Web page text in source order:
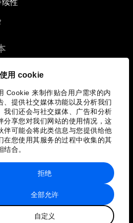
用 cookie
Cookie 来制作贴合用户需求的内
、提供社交媒体功能以及分析我们
我们还会与社交媒体、广告和分析
分享您对我们网站的使用情况，这
伴可能会将此类信息与您提供给他
在您使用其服务的过程中收集的其
结合。
全部允许
自定义
拒绝
性